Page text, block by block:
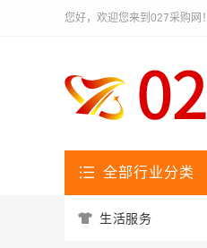
您好，欢迎您来到027采购网！
全部行业分类
生活服务